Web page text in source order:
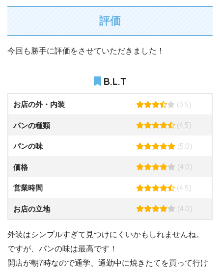
評価
今回も勝手に評価をさせていただきました！
B.L.T
お店の外・内装 (3.5)
パンの種類 (4.5)
パンの味 (5.0)
価格 (4.0)
営業時間 (4.5)
お店の立地 (4.0)
外装はシンプルすぎて見つけにくいかもしれませんね。
ですが、パンの味は最高です！
開店が朝7時なので通学、通勤中に焼きたてを買って行け